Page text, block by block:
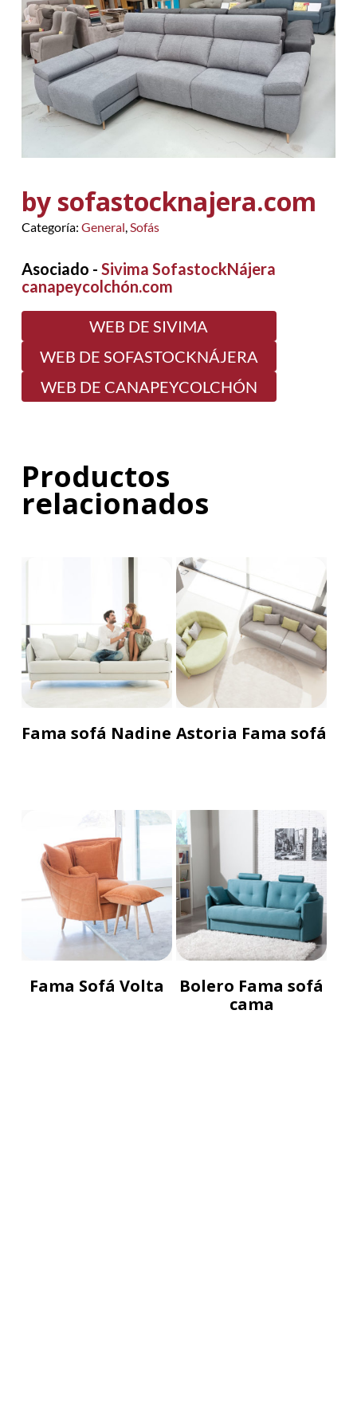
by sofastocknajera.com
Categoría: General Sofás
Asociado - Sivima SofastockNájera
canapeycolchón.com
WEB DE SIVIMA
WEB DE SOFASTOCKNÁJERA
WEB DE CANAPEYCOLCHÓN
Productos
relacionados
Fama sofá Nadine Astoria Fama sofá
Fama Sofá Volta
Bolero Fama sofá
cama